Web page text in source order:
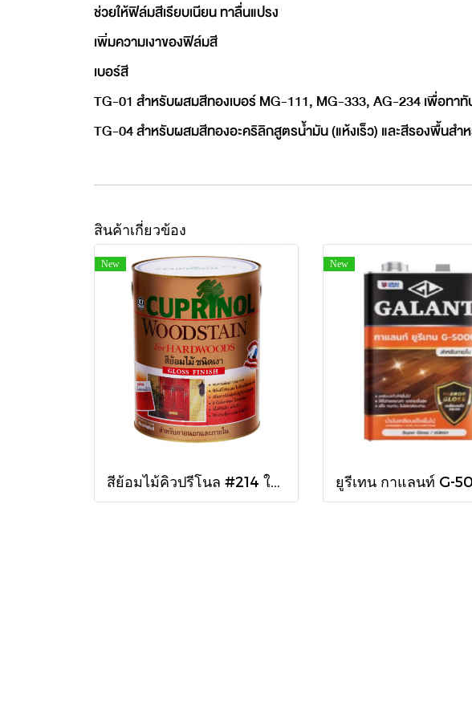
ช่วยให้ฟิล์มสีเรียบเนียน ทาลื่นแปรง
เพิ่มความเงาของฟิล์มสี
เบอร์สี
TG-01 สำหรับผสมสีทองเบอร์ MG-111, MG-333, AG-234 เพื่อทาทั
TG-04 สำหรับผสมสีทองอะคริลิกสูตรน้ำมัน (แห้งเร็ว) และสีรองพื้นส
สินค้าเกี่ยวข้อง
New New